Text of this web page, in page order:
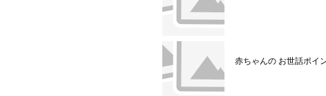
赤ちゃんの お世話ポイ